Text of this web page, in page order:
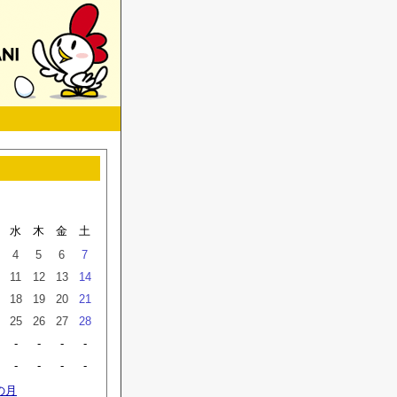
水 木 金
土
4 5 6
7
11 12 13
14
18 19 20
21
25 26 27
28
- - -
-
- - -
-
月